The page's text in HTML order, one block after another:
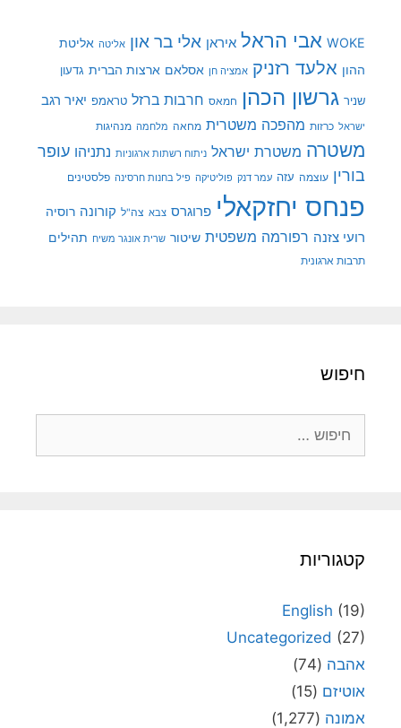
WOKE אבי הראל איראן אלי בר און אליטה אליטת
ההון אלעד רזניק אמציה חן אסלאם ארצות הברית גדעון
שניר גרשון הכהן חמאס חרבות ברזל טראמפ יאיר רגב
ישראל כרזות מהפכה משטרית מחאה מלחמה מנהיגות
משטרה משטרת ישראל ניתוח רשתות ארגוניות נתניהו עופר
בורין עוצמה עזה עמר דנק פוליטיקה פיל בחנות חרסינה פלסטינים
פנחס יחזקאלי פרוגרס צבא צה"ל קורונה רוסיה
רועי צזנה רפורמה משפטית שיטור שרית אונגר משיח תהילים
תרבות ארגונית
חיפוש
קטגוריות
English (19)
Uncategorized (27)
אהבה (74)
אוטיזם (15)
אמונה (1,277)